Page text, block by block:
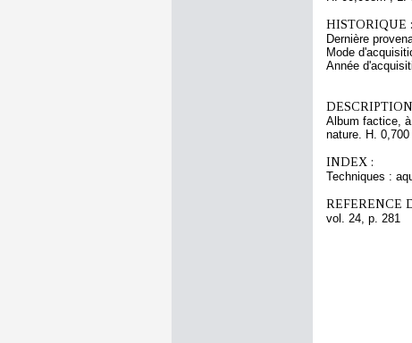
HISTORIQUE :
Dernière
Mode
Année
Album factice,
nature. H.
INDEX :
Techniques :
REFERENCE
vol. 24, p. 281